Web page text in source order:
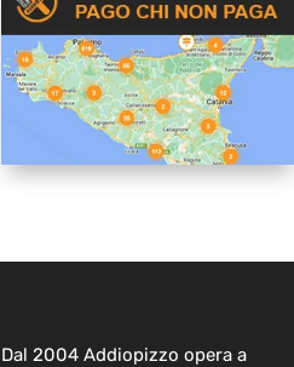
Dal 2004 Addiopizzo opera a